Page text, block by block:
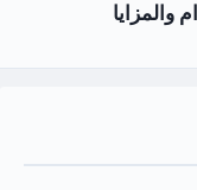
والمزايا